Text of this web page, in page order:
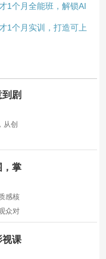
1个月全能班，解锁AI
1个月实训，打造可上
剧
创
，掌
感核
众对
把控
头、
视课